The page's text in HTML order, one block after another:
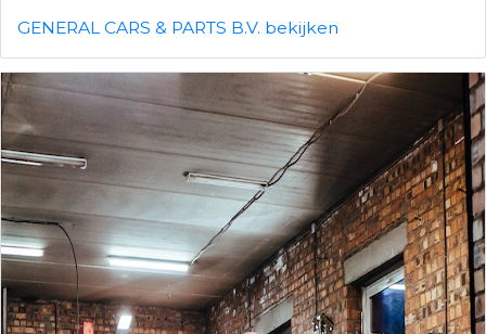
GENERAL CARS & PARTS B.V. bekijken